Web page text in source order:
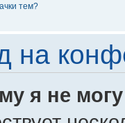
тем?
на
я не